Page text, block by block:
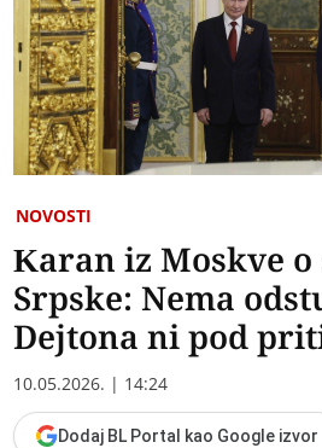
NOVOSTI
Karan iz Moskve o
Srpske: Nema
Dejtona ni pod
10.05.2026. | 14:24
Dodaj BL Portal kao Google izvor